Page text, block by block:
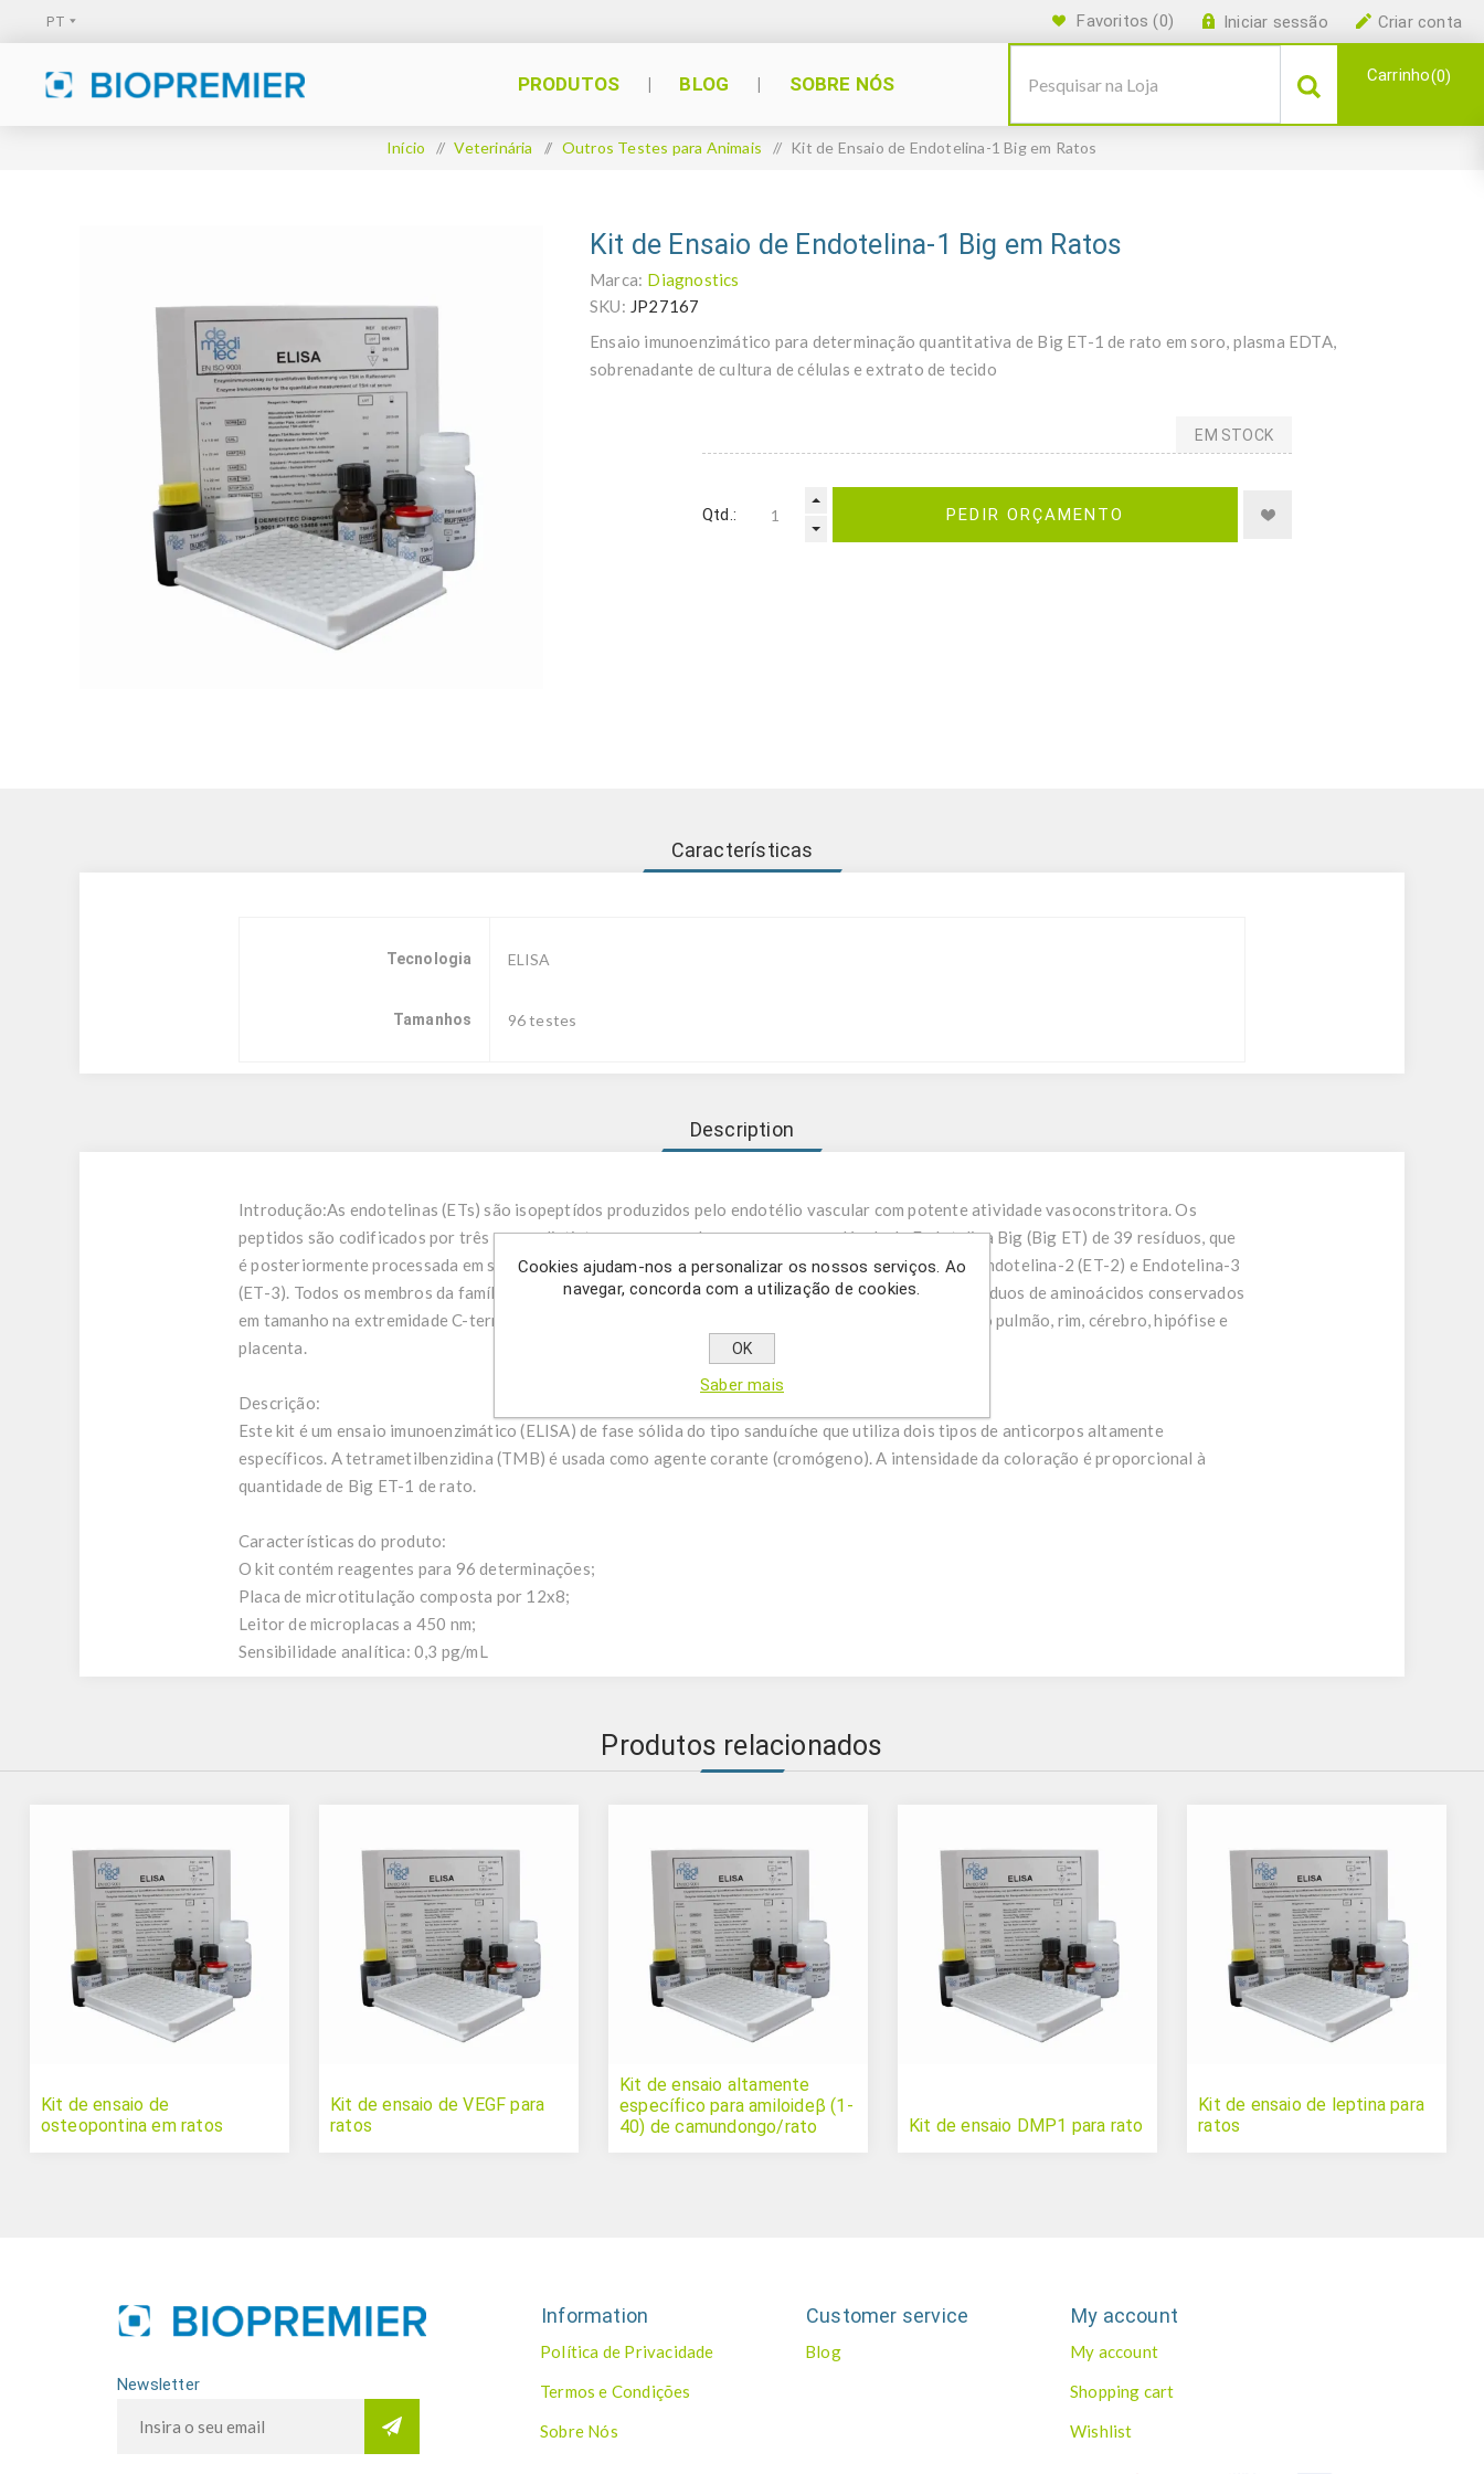
Criar conta
Iniciar sessão
Favoritos (0)
PRODUTOS BLOG SOBRE NÓS Carrinho 0
Início / Veterinária / Outros Testes para Animais / Kit de Ensaio de Endotelina-1 Big em Ratos
Kit de Ensaio de Endotelina-1 Big em Ratos
Marca: Diagnostics
SKU: JP27167
Ensaio imunoenzimático para determinação quantitativa de Big ET-1 de rato em soro, plasma EDTA,
sobrenadante de cultura de células e extrato de tecido
EM STOCK
Qtd.: PEDIR ORÇAMENTO
Características
Tecnologia ELISA
Tamanhos 96 testes
Description
Introdução:As endotelinas (ETs) são isopeptídos produzidos pelo endotélio vascular com potente atividade vasoconstritora. Os
peptidos são codificados por três genes distintos e processados ​​para gerar a molécula de Endotelina Big (Big ET) de 39 resíduos, que
é posteriormente processada em sequências de 21 aminoácidos denominadas Endotelina-1 (ET-1), Endotelina-2 (ET-2) e Endotelina-3
(ET-3). Todos os membros da família das endotelinas contêm duas pontes dissulfeto essenciais e resíduos de aminoácidos conservados
em tamanho na extremidade C-terminal. As ETs são produzidas por diversos tecidos in vivo, incluindo pulmão, rim, cérebro, hipófise e
placenta.
Descrição:
Este kit é um ensaio imunoenzimático (ELISA) de fase sólida do tipo sanduíche que utiliza dois tipos de anticorpos altamente
específicos. A tetrametilbenzidina (TMB) é usada como agente corante (cromógeno). A intensidade da coloração é proporcional à
quantidade de Big ET-1 de rato.
Características do produto:
O kit contém reagentes para 96 ​​determinações;
Placa de microtitulação composta por 12x8;
Leitor de microplacas a 450 nm;
Sensibilidade analítica: 0,3 pg/mL
Produtos relacionados
Kit de ensaio de
osteopontina em ratos
Kit de ensaio de VEGF para
ratos
Kit de ensaio altamente
específico para amiloideβ (1-
40) de camundongo/rato
Kit de ensaio DMP1 para rato
Kit de ensaio de leptina para
ratos
Newsletter
Information
Política de Privacidade
Termos e Condições
Sobre Nós
Customer service
Blog
My account
My account
Shopping cart
Wishlist
Cookies ajudam-nos a personalizar os nossos serviços. Ao
navegar, concorda com a utilização de cookies.
OK
Saber mais